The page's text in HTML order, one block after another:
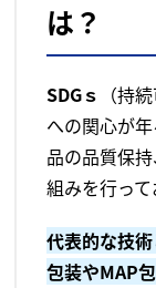
は？
SDGｓ （持
への関心が
品の品質保
組みを行って
代表的な技
包装やMAP